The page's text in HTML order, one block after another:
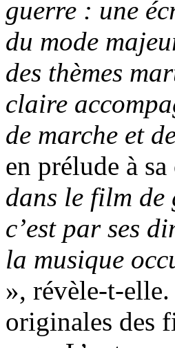
guerre : une
du mode
des thèmes
claire
de marche et
en prélude à
dans le film de
c’est par ses
la musique
», révèle-t-
originales des